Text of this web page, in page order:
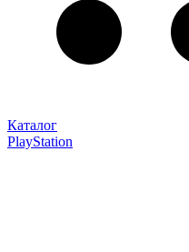
Каталог
PlayStation